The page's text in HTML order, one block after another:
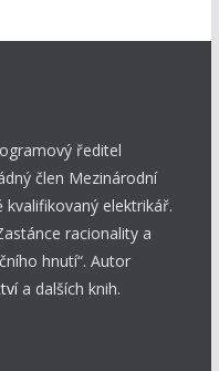
ředitel
člen Mezinárodní
kvalifikovaný elektrikář.
racionality a
hnutí“. Autor
a dalších knih.